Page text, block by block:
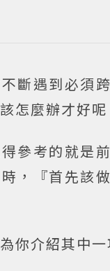
斷遇到必須
怎麼辦才好呢
參考的就是
，『首先該
你介紹其中